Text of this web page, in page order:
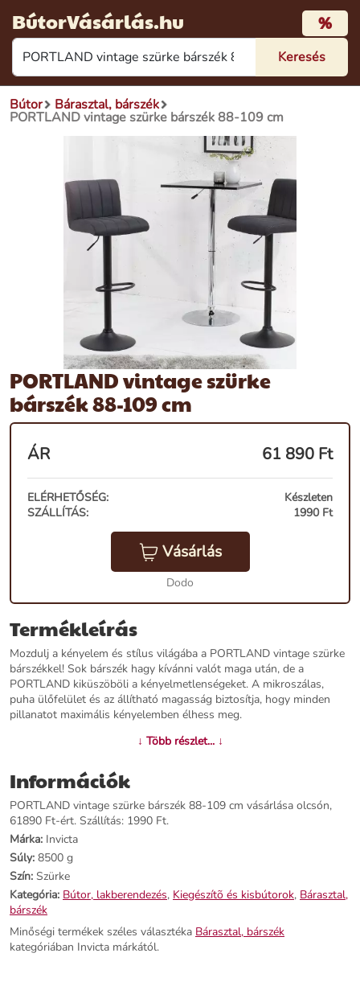
BútorVásárlás.hu %
Bútor Bárasztal, bárszék
PORTLAND vintage szürke bárszék 88-109 cm
PORTLAND vintage szürke
bárszék 88-109 cm
ÁR 61 890 Ft
ELÉRHETŐSÉG:
Készleten
SZÁLLÍTÁS:
1990 Ft
Vásárlás
Dodo
Termékleírás
Mozdulj a kényelem és stílus világába a PORTLAND vintage szürke
bárszékkel! Sok bárszék hagy kívánni valót maga után, de a
PORTLAND kiküszöböli a kényelmetlenségeket. A mikroszálas,
puha ülőfelület és az állítható magasság biztosítja, hogy minden
pillanatot maximális kényelemben élhess meg.
Név:PORTLAND vintage szürke bárszék 88-109 cm
Ár:52990 Ft
Márka: Invicta
Kategória:
Bárasztal, bárszék
Tömeg: 8500 g
Szín:Szürke
Szállítási díj:
Előnyök:
Kényelem és stílus:Mikroszálas, puha ülőfelületével és állítható
↓ Több részlet... ↓
Információk
PORTLAND vintage szürke bárszék 88-109 cm vásárlása olcsón,
61890 Ft-ért. Szállítás: 1990 Ft.
Márka: Invicta
Súly: 8500 g
Szín: Szürke
Kategória: Bútor, lakberendezés, Kiegészítõ és kisbútorok, Bárasztal,
bárszék
Minőségi termékek széles választéka Bárasztal, bárszék
kategóriában Invicta márkától.